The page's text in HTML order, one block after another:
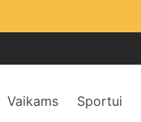
Vaikams Sportui